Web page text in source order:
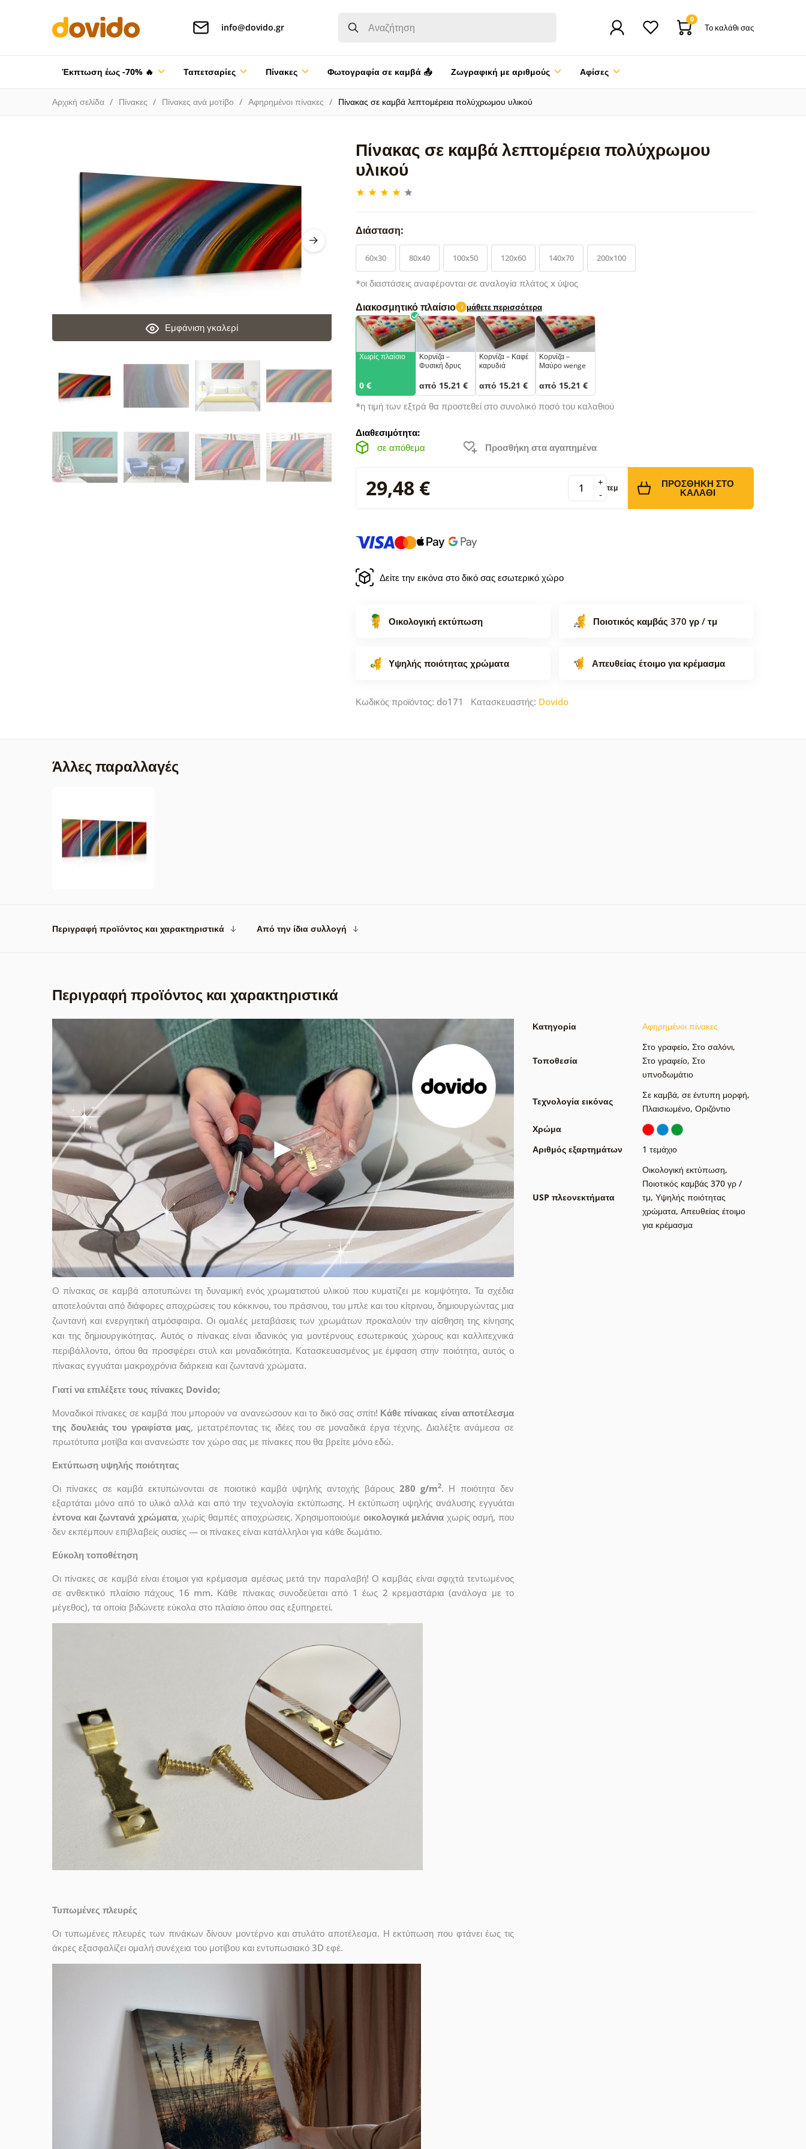
info@dovido.gr
0
Το καλάθι σας
Έκπτωση έως -70% 🔥 Ταπετσαρίες Πίνακες Φωτογραφία σε καμβά 📤 Ζωγραφική με αριθμούς Αφίσες
Αρχική σελίδα Πίνακες Πίνακες ανά μοτίβο Αφηρημένοι πίνακες Πίνακας σε καμβά λεπτομέρεια πολύχρωμου υλικού
Πίνακας σε καμβά λεπτομέρεια πολύχρωμου
υλικού
Εμφάνιση γκαλερί
Διάσταση:
60x30 80x40 100x50 120x60 140x70 200x100
*οι διαστάσεις αναφέρονται σε αναλογία πλάτος x ύψος
Διακοσμητικό πλαίσιο i μάθετε περισσότερα
Χωρίς πλαίσιο
0 €
Κορνίζα –
Φυσική δρυς
από 15,21 €
Κορνίζα – Καφέ
καρυδιά
από 15,21 €
Κορνίζα –
Μαύρο wenge
από 15,21 €
*η τιμή των εξτρά θα προστεθεί στο συνολικό ποσό του καλαθιού
Διαθεσιμότητα:
σε απόθεμα
Προσθήκη στα αγαπημένα
29,48 € -
+ τεμ ΠΡΟΣΘΉΚΗ ΣΤΟ
ΚΑΛΆΘΙ
Δείτε την εικόνα στο δικό σας εσωτερικό χώρο
Οικολογική εκτύπωση Ποιοτικός καμβάς 370 γρ / τμ
Υψηλής ποιότητας χρώματα Απευθείας έτοιμο για κρέμασμα
Κωδικός προϊόντος: do171 Κατασκευαστής: Dovido
Άλλες παραλλαγές
Περιγραφή προϊόντος και χαρακτηριστικά Από την ίδια συλλογή
Περιγραφή προϊόντος και χαρακτηριστικά
Ο πίνακας σε καμβά αποτυπώνει τη δυναμική ενός χρωματιστού υλικού που κυματίζει με κομψότητα. Τα σχέδια
αποτελούνται από διάφορες αποχρώσεις του κόκκινου, του πράσινου, του μπλε και του κίτρινου, δημιουργώντας μια
ζωντανή και ενεργητική ατμόσφαιρα. Οι ομαλές μεταβάσεις των χρωμάτων προκαλούν την αίσθηση της κίνησης
και της δημιουργικότητας. Αυτός ο πίνακας είναι ιδανικός για μοντέρνους εσωτερικούς χώρους και καλλιτεχνικά
περιβάλλοντα, όπου θα προσφέρει στυλ και μοναδικότητα. Κατασκευασμένος με έμφαση στην ποιότητα, αυτός ο
πίνακας εγγυάται μακροχρόνια διάρκεια και ζωντανά χρώματα.
Γιατί να επιλέξετε τους πίνακες Dovido;
Μοναδικοί πίνακες σε καμβά που μπορούν να ανανεώσουν και το δικό σας σπίτι! Κάθε πίνακας είναι αποτέλεσμα
της δουλειάς του γραφίστα μας, μετατρέποντας τις ιδέες του σε μοναδικά έργα τέχνης. Διαλέξτε ανάμεσα σε
πρωτότυπα μοτίβα και ανανεώστε τον χώρο σας με πίνακες που θα βρείτε μόνο εδώ.
Εκτύπωση υψηλής ποιότητας
Οι πίνακες σε καμβά εκτυπώνονται σε ποιοτικό καμβά υψηλής αντοχής βάρους 280 g/m2. Η ποιότητα δεν
εξαρτάται μόνο από το υλικό αλλά και από την τεχνολογία εκτύπωσης. Η εκτύπωση υψηλής ανάλυσης εγγυάται
έντονα και ζωντανά χρώματα, χωρίς θαμπές αποχρώσεις. Χρησιμοποιούμε οικολογικά μελάνια χωρίς οσμή, που
δεν εκπέμπουν επιβλαβείς ουσίες — οι πίνακες είναι κατάλληλοι για κάθε δωμάτιο.
Εύκολη τοποθέτηση
Οι πίνακες σε καμβά είναι έτοιμοι για κρέμασμα αμέσως μετά την παραλαβή! Ο καμβάς είναι σφιχτά τεντωμένος
σε ανθεκτικό πλαίσιο πάχους 16 mm. Κάθε πίνακας συνοδεύεται από 1 έως 2 κρεμαστάρια (ανάλογα με το
μέγεθος), τα οποία βιδώνετε εύκολα στο πλαίσιο όπου σας εξυπηρετεί.
Τυπωμένες πλευρές
Οι τυπωμένες πλευρές των πινάκων δίνουν μοντέρνο και στυλάτο αποτέλεσμα. Η εκτύπωση που φτάνει έως τις
άκρες εξασφαλίζει ομαλή συνέχεια του μοτίβου και εντυπωσιακό 3D εφέ.
Κατηγορία Αφηρημένοι πίνακες
Τοποθεσία
Στο γραφείο, Στο σαλόνι,
Στο γραφείο, Στο
υπνοδωμάτιο
Τεχνολογία εικόνας
Σε καμβά, σε έντυπη μορφή,
Πλαισιωμένο, Οριζόντιο
Χρώμα
Αριθμός εξαρτημάτων
1 τεμάχιο
USP πλεονεκτήματα
Οικολογική εκτύπωση,
Ποιοτικός καμβάς 370 γρ /
τμ, Υψηλής ποιότητας
χρώματα, Απευθείας έτοιμο
για κρέμασμα